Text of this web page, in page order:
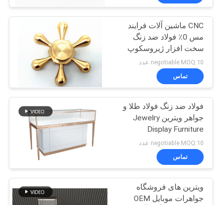
درخواست
نقل قول
نقشه
سایت
PRIVACY
POLICY
CNC ماشین آلات فرایند
مس 0٪ فولاد ضد زنگ
سخت افزار ژیروسکوپ
عالی سطح کروم
negotiable MOQ:10 عدد
تماس
فولاد ضد زنگ فولاد طلا و
جواهر ویترین Jewelry
Display Furniture
Customized Size
negotiable MOQ:10 عدد
تماس
ویترین های فروشگاه
جواهرات موبایل OEM